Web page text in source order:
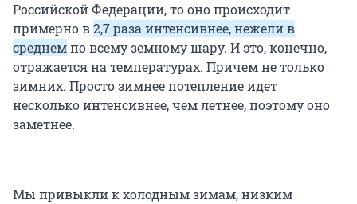
Российской Федерации, то оно происходит
примерно в2,7 раза интенсивнее, нежели в
среднемпо всему земному шару. И это, конечно,
отражается на температурах. Причем не только
зимних. Просто зимнее потепление идет
несколько интенсивнее, чем летнее, поэтому оно
заметнее.
Мы привыкли к холодным зимам, низким